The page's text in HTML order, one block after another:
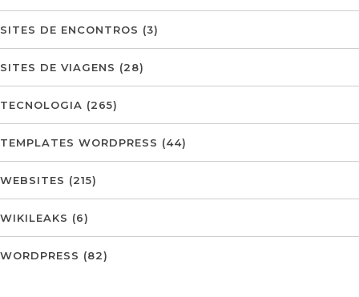
SITES DE ENCONTROS (3)
SITES DE VIAGENS (28)
TECNOLOGIA (265)
TEMPLATES WORDPRESS (44)
WEBSITES (215)
WIKILEAKS (6)
WORDPRESS (82)